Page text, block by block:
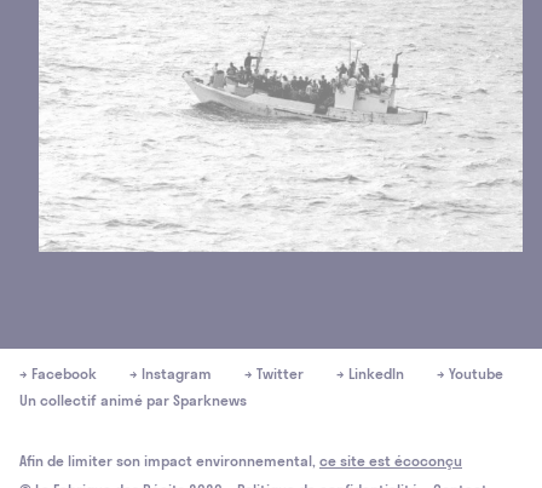
→ Facebook → Instagram → Twitter → LinkedIn
→ Youtube
Un collectif animé par Sparknews
Afin de limiter son impact environnemental, ce site est écoconçu